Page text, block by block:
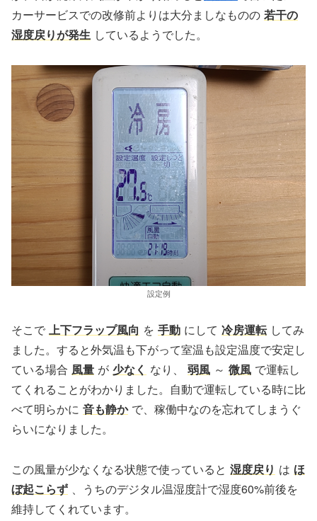
カーサービスでの改修前よりは大分ましなものの 若干の
湿度戻りが発生 しているようでした。
設定例
そこで 上下フラップ風向 を 手動 にして 冷房運転 してみ
ました。すると外気温も下がって室温も設定温度で安定し
ている場合 風量 が 少なく なり、 弱風 ～ 微風 で運転し
てくれることがわかりました。自動で運転している時に比
べて明らかに 音も静か で、稼働中なのを忘れてしまうぐ
らいになりました。
この風量が少なくなる状態で使っていると 湿度戻り は ほ
ぼ起こらず 、うちのデジタル温湿度計で湿度60%前後を
維持してくれています。